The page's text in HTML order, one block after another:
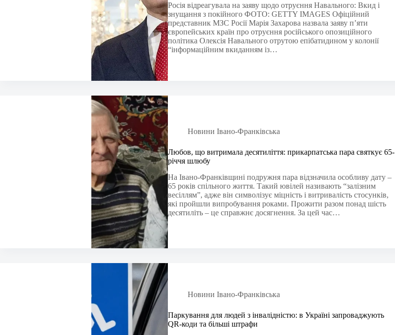
Росія відреагувала на заяву щодо отруєння Навального: Вкид і
знущання з покійного ФОТО: GETTY IMAGES Офіційний
представник МЗС Росії Марія Захарова назвала заяву п’яти
європейських країн про отруєння російського опозиційного
політика Олексія Навального отрутою епібатидином у колонії
“інформаційним вкиданням із…
Новини Івано-Франківська
Любов, що витримала десятиліття: прикарпатська пара святкує 65-
річчя шлюбу
На Івано-Франківщині подружня пара відзначила особливу дату –
65 років спільного життя. Такий ювілей називають “залізним
весіллям”, адже він символізує міцність і витривалість стосунків,
які пройшли випробування роками. Прожити разом понад шість
десятиліть – це справжнє досягнення. За цей час…
Новини Івано-Франківська
Паркування для людей з інвалідністю: в Україні запроваджують
QR-коди та більші штрафи